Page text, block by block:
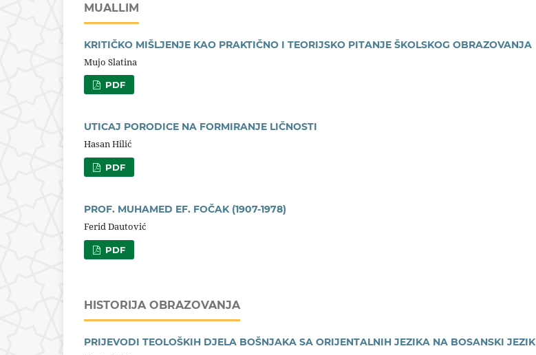
MUALLIM
KRITIČKO MIŠLJENJE KAO PRAKTIČNO I TEORIJSKO PITANJE ŠKOLSKOG OBRAZOVANJA
Mujo Slatina
PDF
UTICAJ PORODICE NA FORMIRANJE LIČNOSTI
Hasan Hilić
PDF
PROF. MUHAMED EF. FOČAK (1907-1978)
Ferid Dautović
PDF
HISTORIJA OBRAZOVANJA
PRIJEVODI TEOLOŠKIH DJELA BOŠNJAKA SA ORIJENTALNIH JEZIKA NA BOSANSKI JEZIK